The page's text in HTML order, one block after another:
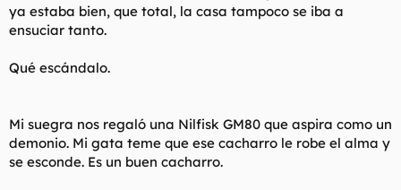
ya estaba bien, que total, la casa tampoco se iba a
ensuciar tanto.
Qué escándalo.
Mi suegra nos regaló una Nilfisk GM80 que aspira como un
demonio. Mi gata teme que ese cacharro le robe el alma y
se esconde. Es un buen cacharro.